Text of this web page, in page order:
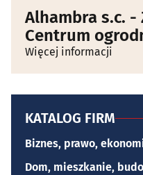
Alhambra s.c. -
Centrum
Więcej informacji
KATALOG FIRM
Biznes, prawo,
Dom, mieszkanie,